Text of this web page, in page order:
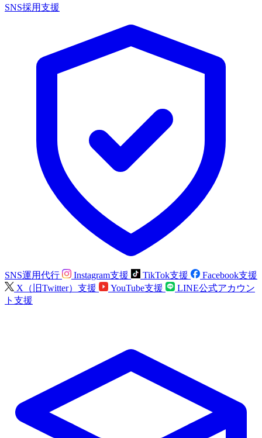
SNS採用支援
SNS運用代行 Instagram支援 TikTok支援
Facebook支援
X（旧Twitter）支援
YouTube支援
LINE公式アカウン
ト支援